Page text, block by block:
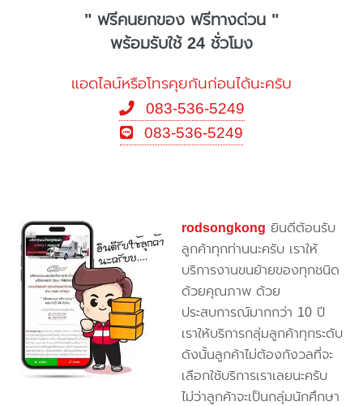
" ฟรีคนยกของ ฟรีทางด่วน "
พร้อมรับใช้ 24 ชั่วโมง
แอดไลน์หรือโทรคุยกันก่อนได้นะครับ
083-536-5249
083-536-5249
rodsongkong ยินดีต้อนรับ
ลูกค้าทุกท่านนะครับ เราให้
บริการงานขนย้ายของทุกชนิด
ด้วยคุณภาพ ด้วย
ประสบการณ์มากกว่า 10 ปี
เราให้บริการกลุ่มลูกค้าทุกระดับ
ดังนั้นลูกค้าไม่ต้องกังวลที่จะ
เลือกใช้บริการเราเลยนะครับ
ไม่ว่าลูกค้าจะเป็นกลุ่มนักศึกษา